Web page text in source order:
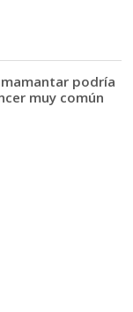
podría
muy común